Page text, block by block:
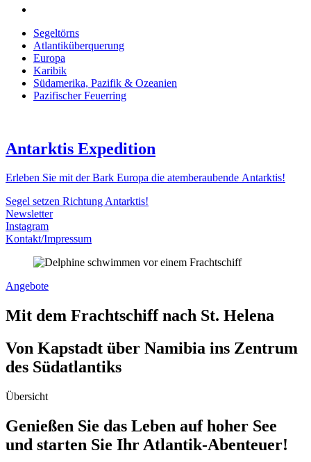
Segeltörns
Atlantiküberquerung
Europa
Karibik
Südamerika, Pazifik & Ozeanien
Pazifischer Feuerring
Antarktis Expedition
Erleben Sie mit der Bark Europa die atemberaubende Antarktis!
Segel setzen Richtung Antarktis!
Newsletter
Instagram
Kontakt/Impressum
Angebote
Mit dem Frachtschiff nach St. Helena
Von Kapstadt über Namibia ins Zentrum
des Südatlantiks
Übersicht
Genießen Sie das Leben auf hoher See
und starten Sie Ihr Atlantik-Abenteuer!